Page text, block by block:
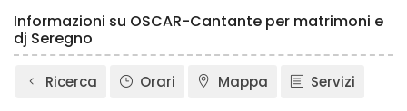
Informazioni su OSCAR-Cantante per matrimoni e
dj Seregno
Ricerca Orari Mappa Servizi